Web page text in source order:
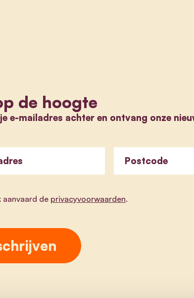
de hoogte
e-mailadres achter en ontvang onze
Postcode
aanvaard de privacyvoorwaarden.